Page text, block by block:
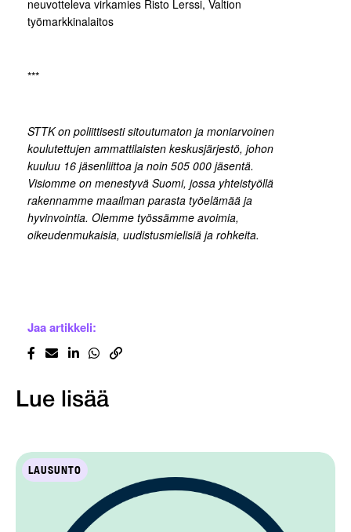
neuvotteleva virkamies Risto Lerssi, Valtion
työmarkkinalaitos
***
STTK on poliittisesti sitoutumaton ja moniarvoinen
koulutettujen ammattilaisten keskusjärjestö, johon
kuuluu 16 jäsenliittoa ja noin 505 000 jäsentä.
Visiomme on menestyvä Suomi, jossa yhteistyöllä
rakennamme maailman parasta työelämää ja
hyvinvointia. Olemme työssämme avoimia,
oikeudenmukaisia, uudistusmielisiä ja rohkeita.
Jaa artikkeli:
Lue lisää
LAUSUNTO